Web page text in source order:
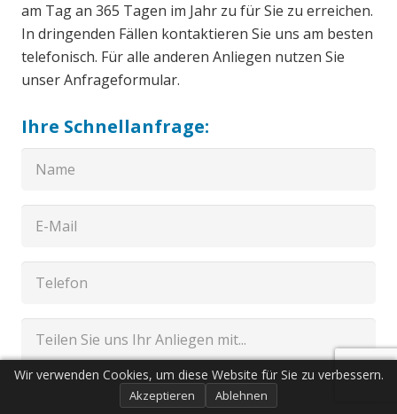
am Tag an 365 Tagen im Jahr zu für Sie zu erreichen.
In dringenden Fällen kontaktieren Sie uns am besten
telefonisch. Für alle anderen Anliegen nutzen Sie
unser Anfrageformular.
Ihre Schnellanfrage:
Wir verwenden Cookies, um diese Website für Sie zu verbessern.
Akzeptieren Ablehnen